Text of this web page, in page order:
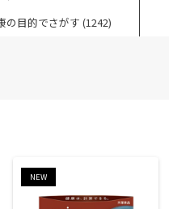
の目的でさがす (1242)
NEW